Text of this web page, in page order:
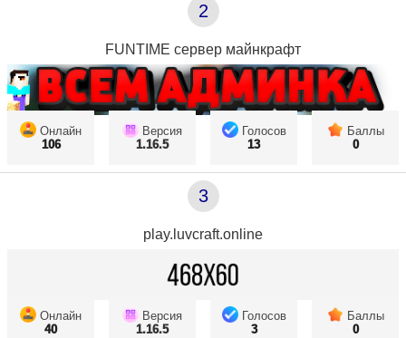
2
FUNTIME сервер майнкрафт
Онлайн
106
Версия
1.16.5
Голосов
13
Баллы
0
3
play.luvcraft.online
Онлайн
40
Версия
1.16.5
Голосов
3
Баллы
0